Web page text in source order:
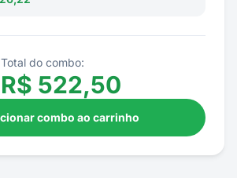
Total do combo:
R$ 522,50
combo ao carrinho